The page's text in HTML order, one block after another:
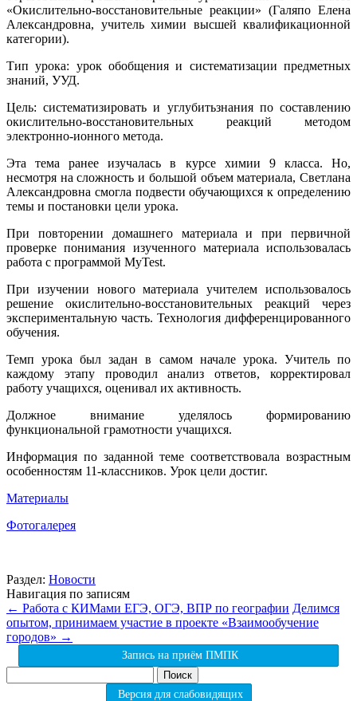
«Окислительно-восстановительные реакции» (Галяпо Елена
Александровна, учитель химии высшей квалификационной
категории).
Тип урока: урок обобщения и систематизации предметных
знаний, УУД.
Цель: систематизировать и углубитьзнания по составлению
окислительно-восстановительных реакций методом
электронно-ионного метода.
Эта тема ранее изучалась в курсе химии 9 класса. Но,
несмотря на сложность и большой объем материала, Светлана
Александровна смогла подвести обучающихся к определению
темы и постановки цели урока.
При повторении домашнего материала и при первичной
проверке понимания изученного материала использовалась
работа с программой MyTest.
При изучении нового материала учителем использовалось
решение окислительно-восстановительных реакций через
экспериментальную часть. Технология дифференцированного
обучения.
Темп урока был задан в самом начале урока. Учитель по
каждому этапу проводил анализ ответов, корректировал
работу учащихся, оценивал их активность.
Должное внимание уделялось формированию
функциональной грамотности учащихся.
Информация по заданной теме соответствовала возрастным
особенностям 11-классников. Урок цели достиг.
Материалы
Фотогалерея
Раздел: Новости
Навигация по записям
← Работа с КИМами ЕГЭ, ОГЭ, ВПР по географии Делимся
опытом, принимаем участие в проекте «Взаимообучение
городов» →
Запись на приём ПМПК
Версия для слабовидящих